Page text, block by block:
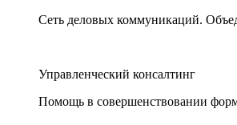
Сеть деловых коммуникаций.
Управленческий консалтинг
Помощь в совершенствовании